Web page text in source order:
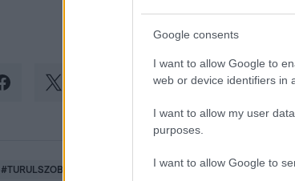
Google consents
I want to allow Google to
web or device identifiers in
I want to allow my user
purposes.
I want to allow Google to
#TURULSZOBOR HEGYVIDÉK